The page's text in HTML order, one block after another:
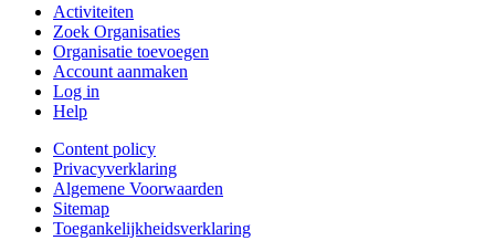
Activiteiten
Zoek Organisaties
Organisatie toevoegen
Account aanmaken
Log in
Help
Content policy
Privacyverklaring
Algemene Voorwaarden
Sitemap
Toegankelijkheidsverklaring